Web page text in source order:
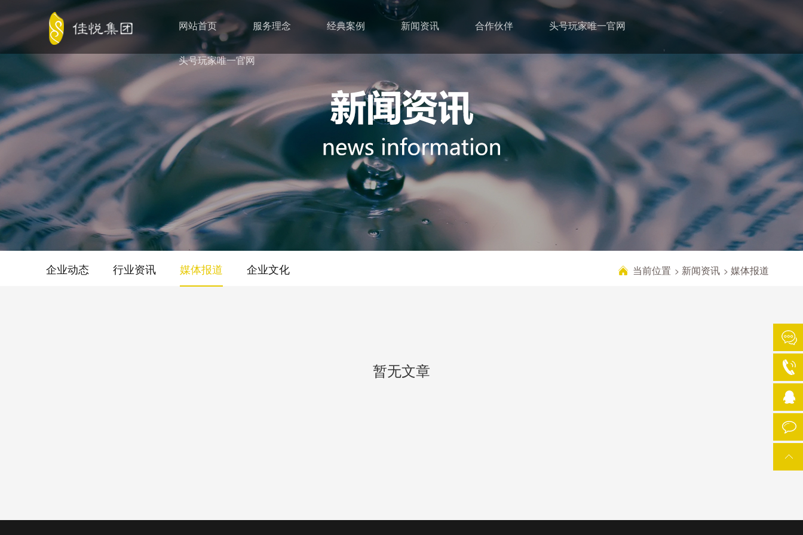
网站首页 服务理念 经典案例 新闻资讯 合作伙伴 头号玩家唯一官网
头号玩家唯一官网
企业动态 行业资讯 媒体报道 企业文化 当前位置 > 新闻资讯 > 媒体报道
暂无文章